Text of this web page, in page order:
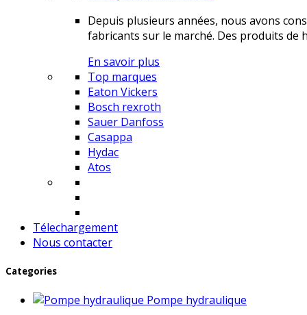
Depuis plusieurs années, nous avons
fabricants sur le marché. Des produits de
En savoir plus
Top marques
Eaton Vickers
Bosch rexroth
Sauer Danfoss
Casappa
Hydac
Atos
Télechargement
Nous contacter
Categories
Pompe hydraulique